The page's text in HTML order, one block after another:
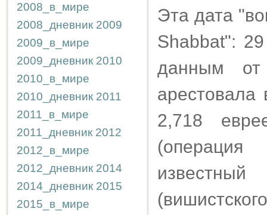
2008_в_мире
2008_дневник 2009
2009_в_мире
2009_дневник 2010
2010_в_мире
2010_дневник 2011
2011_в_мире
2011_дневник 2012
2012_в_мире
2012_дневник 2014
2014_дневник 2015
2015_в_мире
Эта дата
Shabbat":
данным
2,718